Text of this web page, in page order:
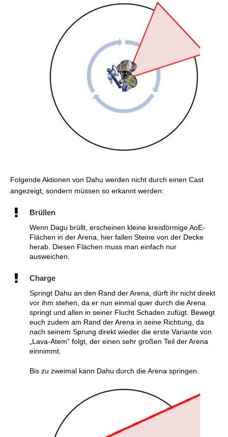
Folgende Aktionen von Dahu werden nicht durch einen Cast
angezeigt, sondern müssen so erkannt werden:
Brüllen
Wenn Dagu brüllt, erscheinen kleine kreisförmige AoE-
Flächen in der Arena, hier fallen Steine von der Decke
herab. Diesen Flächen muss man einfach nur
ausweichen.
Charge
Springt Dahu an den Rand der Arena, dürft ihr nicht direkt
vor ihm stehen, da er nun einmal quer durch die Arena
springt und allen in seiner Flucht Schaden zufügt. Bewegt
euch zudem am Rand der Arena in seine Richtung, da
nach seinem Sprung direkt wieder die erste Variante von
„Lava-Atem“ folgt, der einen sehr großen Teil der Arena
einnimmt.
Bis zu zweimal kann Dahu durch die Arena springen.